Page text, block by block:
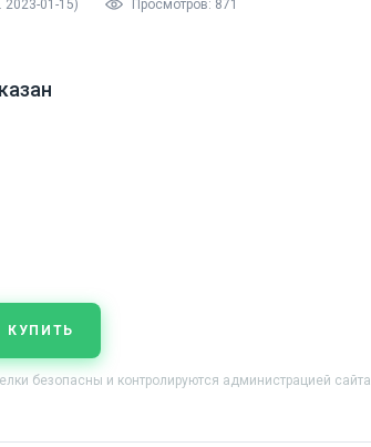
2023-01-15) Просмотров: 871
КУПИТЬ
безопасны и контролируются администрацией сайта